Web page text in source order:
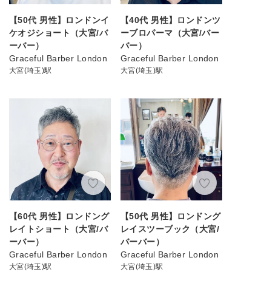
【50代 男性】ロンドンイ
ケオジショート（大宮/バ
ーバー）
Graceful Barber London
大宮(埼玉)駅
【40代 男性】ロンドンツ
ーブロパーマ（大宮/バー
バー）
Graceful Barber London
大宮(埼玉)駅
【60代 男性】ロンドング
レイトショート（大宮/バ
ーバー）
Graceful Barber London
大宮(埼玉)駅
【50代 男性】ロンドング
レイスツーブック（大宮/
バーバー）
Graceful Barber London
大宮(埼玉)駅